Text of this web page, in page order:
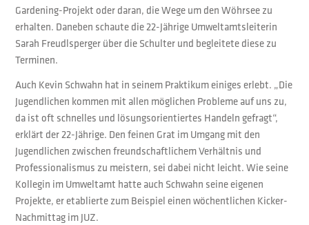
Gardening-Projekt oder daran, die Wege um den Wöhrsee zu
erhalten. Daneben schaute die 22-Jährige Umweltamtsleiterin
Sarah Freudlsperger über die Schulter und begleitete diese zu
Terminen.
Auch Kevin Schwahn hat in seinem Praktikum einiges erlebt. „Die
Jugendlichen kommen mit allen möglichen Probleme auf uns zu,
da ist oft schnelles und lösungsorientiertes Handeln gefragt“,
erklärt der 22-Jährige. Den feinen Grat im Umgang mit den
Jugendlichen zwischen freundschaftlichem Verhältnis und
Professionalismus zu meistern, sei dabei nicht leicht. Wie seine
Kollegin im Umweltamt hatte auch Schwahn seine eigenen
Projekte, er etablierte zum Beispiel einen wöchentlichen Kicker-
Nachmittag im JUZ.